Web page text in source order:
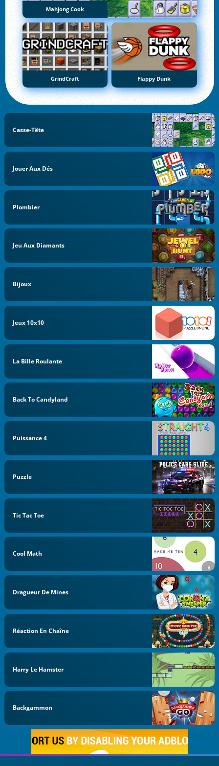
Mahjong Cook
GrindCraft Flappy Dunk
Casse-Tête
Jouer Aux Dés
Plombier
Jeu Aux Diamants
Bijoux
Jeux 10x10
La Bille Roulante
Back To Candyland
Puissance 4
Puzzle
Tic Tac Toe
Cool Math
Dragueur De Mines
Réaction En Chaîne
Harry Le Hamster
Backgammon